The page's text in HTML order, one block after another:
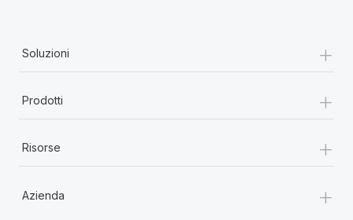
Soluzioni +
Prodotti +
Risorse +
Azienda +